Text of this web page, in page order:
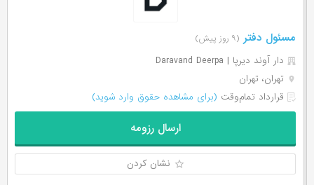
مسئول دفتر (۹ روز پیش)
دار آوند ديرپا | Daravand Deerpa
تهران، تهران
قرارداد تمام‌وقت (برای مشاهده حقوق وارد شوید)
ارسال رزومه
نشان کردن